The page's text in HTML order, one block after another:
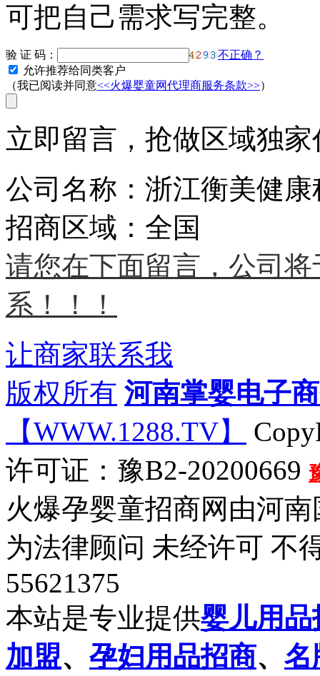
可把自己需求写完整。
验 证 码：
不正确？
允许推荐给同类客户
（我已阅读并同意<<火爆婴童网代理商服务条款>>）
立即留言，抢做区域独
公司名称：浙江衡美健
招商区域：全国
请您在下面留言，公司
系！！！
让商家联系我
版权所有 河南掌婴电子
【WWW.1288.TV】
许可证：豫B2-20200669
火爆孕婴童招商网由河
为法律顾问 未经许可 不
55621375
本站是专业提供婴儿用品
加盟、 孕妇用品招商、 名